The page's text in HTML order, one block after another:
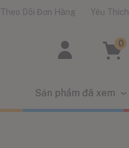
Theo Dõi Đơn Hàng Yêu Thích
0
Sản phẩm đã xem